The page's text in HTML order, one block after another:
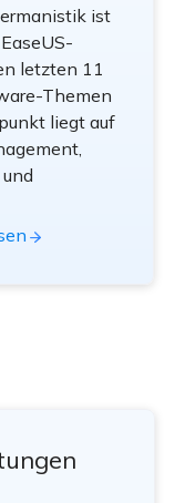
ist
letzten 11
Themen
liegt auf